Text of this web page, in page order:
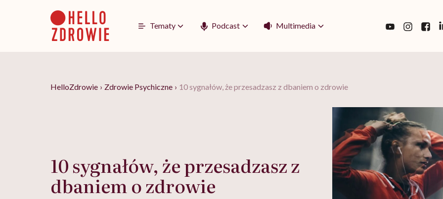
Tematy Podcast Multimedia
HelloZdrowie › Zdrowie Psychiczne › 10 sygnałów, że przesadzasz z dbaniem o zdrowie
10 sygnałów, że przesadzasz z
dbaniem o zdrowie